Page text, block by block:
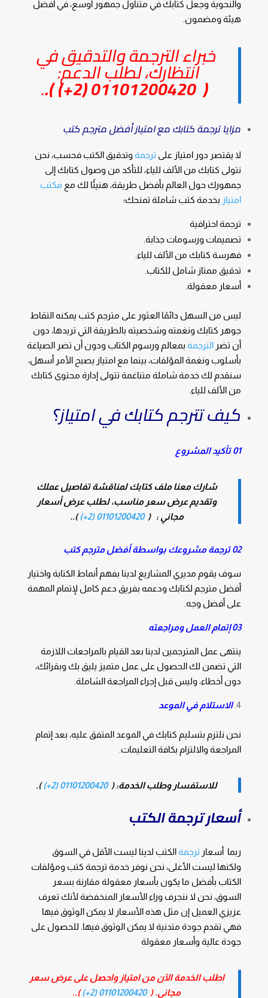
والنحوية وجعل كتابك في متناول جمهور أوسع، في أفضل
هيئة ومضمون.
خبراء الترجمة والتدقيق في
انتظارك، لطلب الدعم:
(
01101200420 (2+)
).
.
مزايا ترجمة كتابك مع امتياز أفضل مترجم كتب
لا يقتصر دور امتياز على ترجمةوتدقيق الكتب فحسب، نحن
نتولى كتابك من الألف للياء، للتأكد من وصول كتابك إلى
جمهورك حول العالم بأفضل طريقة، هنيئًا لك مع مكتب
امتياز بخدمة كتب شاملة تمنحك؛
ترجمة احترافية
تصميمات ورسومات جذابة.
فهرسة كتابك من الألف للياء.
تدقيق ممتاز شامل للكتاب.
أسعار معقولة.
ليس من السهل دائمًا العثور على مترجم كتب يمكنه التقاط
جوهر كتابك ونغمته وشخصيته بالطريقة التي تريدها، دون
أن تضر الترجمةبمعالم ورسوم الكتاب ودون أن تضر الصياغة
بأسلوب ونغمة المؤلفات، بينما مع امتياز يصبح الأمر أسهل،
سنقدم لك خدمة شاملة متناغمة تتولى إدارة محتوى كتابك
من الألف للياء.
كيف تترجم كتابك في امتياز؟
01 تأكيد المشروع
شارك معنا ملف كتابك لمناقشة تفاصيل عملك
وتقديم عرض سعر مناسب، لطلب عرض أسعار
مجاني : ( 01101200420 (2+)
)..
02 ترجمة مشروعك بواسطة أفضل مترجم كتب
سوف يقوم مديري المشاريع لدينا بفهم أنماط الكتابة واختيار
أفضل مترجم لكتابك ودعمه بفريق دعم كامل لإتمام المهمة
على أفضل وجه.
03 إتمام العمل ومراجعته
ينتهى عمل المترجمين لدينا بعد القيام بالمراجعات اللازمة
التي تضمن لك الحصول على عمل متميز يليق بك وبقرائك،
دون أخطاء، وليس قبل إجراء المراجعة الشاملة.
الاستلام في الموعد
نحن نلتزم بتسليم كتابك في الموعد المتفق عليه، بعد إتمام
المراجعة والالتزام بكافة التعليمات.
للاستفسار وطلب الخدمة: ( 01101200420 (2+)
).
أسعار ترجمة الكتب
ربما أسعار ترجمةالكتب لدينا ليست الأقل في السوق
ولكنها ليست الأعلى، نحن نوفر خدمة ترجمة كتب ومؤلفات
الكتاب بأفضل ما يكون بأسعار معقولة مقارنة بسعر
السوق، نحن لا ننجرف وراء الأسعار المنخفضة لأنك تعرف
عزيزي العميل إن مثل هذه الأسعار لا يمكن الوثوق فيها
فهي تقدم جودة متدنية لا يمكن الوثوق فيها. للحصول على
جودة عالية وأسعار معقولة
اطلب الخدمة الآن من امتياز واحصل على عرض سعر
مجاني. ( 01101200420 (2+)
)..